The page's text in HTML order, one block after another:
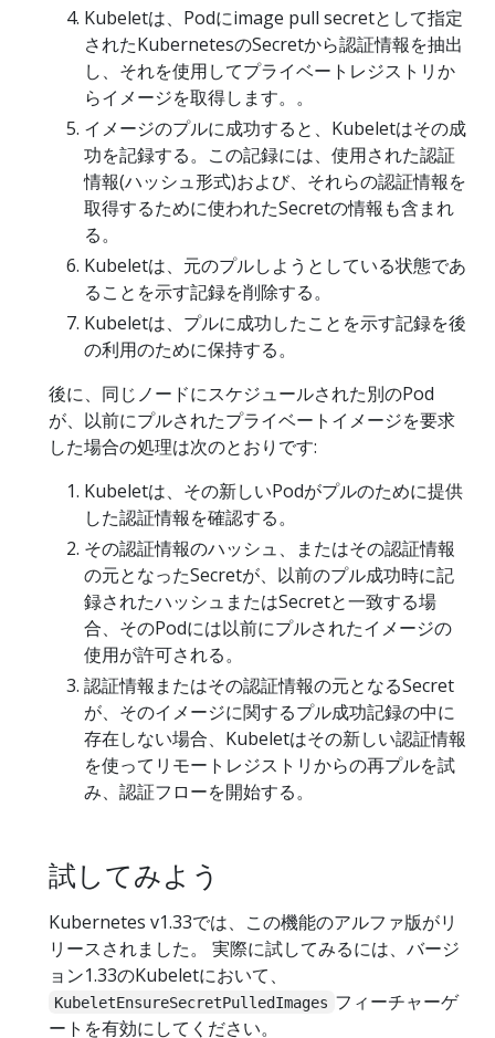
Kubeletは、Podにimage pull secretとして指定
されたKubernetesのSecretから認証情報を抽出
し、それを使用してプライベートレジストリか
らイメージを取得します。。
イメージのプルに成功すると、Kubeletはその成
功を記録する。この記録には、使用された認証
情報(ハッシュ形式)および、それらの認証情報を
取得するために使われたSecretの情報も含まれ
る。
Kubeletは、元のプルしようとしている状態であ
ることを示す記録を削除する。
Kubeletは、プルに成功したことを示す記録を後
の利用のために保持する。
後に、同じノードにスケジュールされた別のPod
が、以前にプルされたプライベートイメージを要求
した場合の処理は次のとおりです:
Kubeletは、その新しいPodがプルのために提供
した認証情報を確認する。
その認証情報のハッシュ、またはその認証情報
の元となったSecretが、以前のプル成功時に記
録されたハッシュまたはSecretと一致する場
合、そのPodには以前にプルされたイメージの
使用が許可される。
認証情報またはその認証情報の元となるSecret
が、そのイメージに関するプル成功記録の中に
存在しない場合、Kubeletはその新しい認証情報
を使ってリモートレジストリからの再プルを試
み、認証フローを開始する。
試してみよう
Kubernetes v1.33では、この機能のアルファ版がリ
リースされました。 実際に試してみるには、バージ
ョン1.33のKubeletにおいて、
KubeletEnsureSecretPulledImages フィーチャーゲ
ートを有効にしてください。